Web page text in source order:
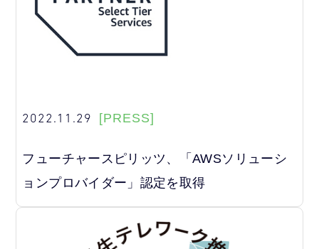
2022.11.29 [PRESS]
フューチャースピリッツ、「AWSソリューシ
ョンプロバイダー」認定を取得